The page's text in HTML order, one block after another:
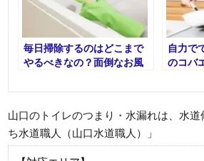
毎日掃除するのはどこまで
やるべきなの？面倒なお風
自力で
のコバ
山口のトイレのつまり・水漏れは、水
ち水道職人（山口水道職人）」